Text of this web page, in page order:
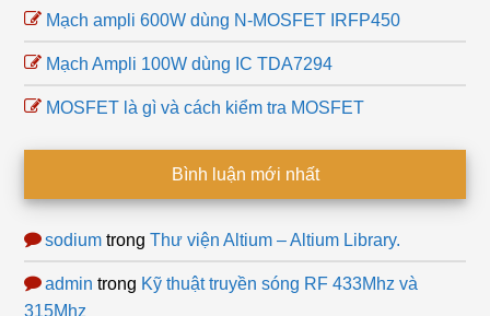
Mạch ampli 600W dùng N-MOSFET IRFP450
Mạch Ampli 100W dùng IC TDA7294
MOSFET là gì và cách kiểm tra MOSFET
Bình luận mới nhất
sodium trongThư viện Altium – Altium Library.
admin trong Kỹ thuật truyền sóng RF 433Mhz và
315Mhz